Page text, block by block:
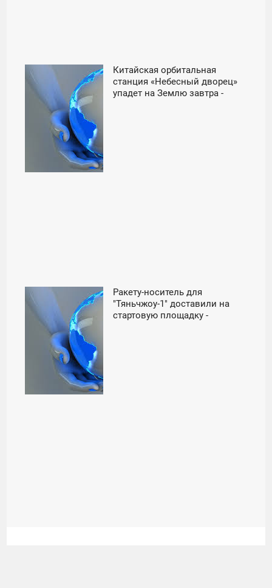
Китайская орбитальная
станция «Небесный дворец»
упадет на Землю завтра -
Ракету-носитель для
"Тяньчжоу-1" доставили на
стартовую площадку -